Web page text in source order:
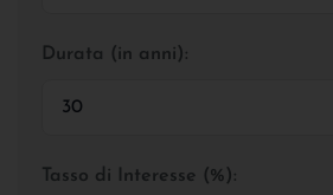
Durata (in anni):
Tasso di Interesse (%):